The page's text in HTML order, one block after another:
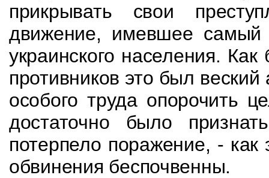
прикрывать свои
движение, имевшее самый
украинского населения.
противников это был
особого труда опорочить
достаточно было
потерпело поражение, -
обвинения беспочвенны.